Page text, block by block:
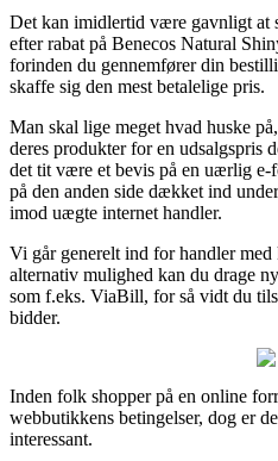
Det kan imidlertid være gavnligt at
efter rabat på Benecos Natural
forinden du gennemfører din
skaffe sig den mest betalelige pris.
Man skal lige meget hvad huske
deres produkter for en udsalgspris
det tit være et bevis på en uærlig e-
på den anden side dækket ind
imod uægte internet handler.
Vi går generelt ind for handler
alternativ mulighed kan du drage
som f.eks. ViaBill, for så vidt du
bidder.
Inden folk shopper på en online
webbutikkens betingelser, dog er
interessant.